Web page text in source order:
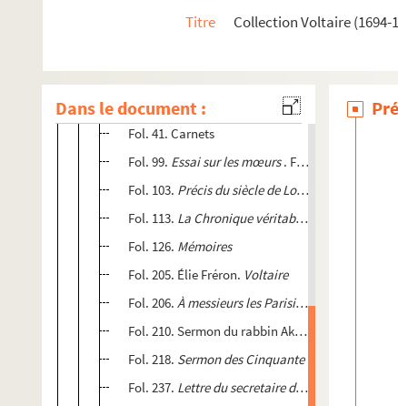
Titre
Collection Voltaire (1694-
Dans le document :
Samson, Tragédie. De Mr. De Voltaire.
Fol. 33. Fragment d'un carnet de notes
Fol. 37. Fragment d'un carnet de notes
Fol. 41. Carnets
Fol. 99. Essai sur les mœurs. Fragment.
Fol. 103. Précis du siècle de Louis XV
Fol. 113. La Chronique véritable du preux
Fol. 126. Mémoires
Fol. 205. Élie Fréron. Voltaire
Fol. 206. À messieurs les Parisiens
Fol. 210. Sermon du rabbin Akib prononcé à
Fol. 218. Sermon des Cinquante
Fol. 237. Lettre du secretaire de M. de Voltaire